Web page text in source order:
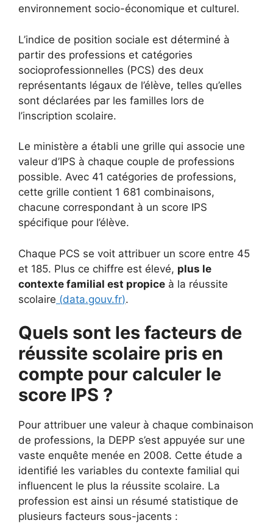
environnement socio-économique et culturel.
L’indice de position sociale est déterminé à
partir des professions et catégories
socioprofessionnelles (PCS) des deux
représentants légaux de l’élève, telles qu’elles
sont déclarées par les familles lors de
l’inscription scolaire.
Le ministère a établi une grille qui associe une
valeur d’IPS à chaque couple de professions
possible. Avec 41 catégories de professions,
cette grille contient 1 681 combinaisons,
chacune correspondant à un score IPS
spécifique pour l’élève.
Chaque PCS se voit attribuer un score entre 45
et 185. Plus ce chiffre est élevé, plus le
contexte familial est propice à la réussite
scolaire (data.gouv.fr).
Quels sont les facteurs de
réussite scolaire pris en
compte pour calculer le
score IPS ?
Pour attribuer une valeur à chaque combinaison
de professions, la DEPP s’est appuyée sur une
vaste enquête menée en 2008. Cette étude a
identifié les variables du contexte familial qui
influencent le plus la réussite scolaire. La
profession est ainsi un résumé statistique de
plusieurs facteurs sous-jacents :